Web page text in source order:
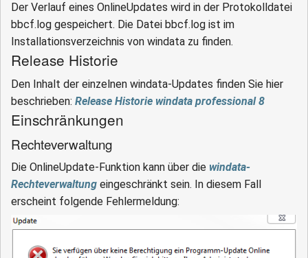
Der Verlauf eines OnlineUpdates wird in der Protokolldatei
bbcf.log gespeichert. Die Datei bbcf.log ist im
Installationsverzeichnis von windata zu finden.
Release Historie
Den Inhalt der einzelnen windata-Updates finden Sie hier
beschrieben: Release Historie windata professional 8
Einschränkungen
Rechteverwaltung
Die OnlineUpdate-Funktion kann über die windata-
Rechteverwaltung eingeschränkt sein. In diesem Fall
erscheint folgende Fehlermeldung: